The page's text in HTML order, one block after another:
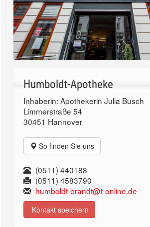
Humboldt-Apotheke
Inhaberin: Apothekerin Julia Busch
Limmerstraße 54
30451 Hannover
So finden Sie uns
(0511) 440188
(0511) 4583790
humboldt-brandt@t-online.de
Kontakt speichern